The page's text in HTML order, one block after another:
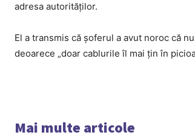
adresa autorităților.
El a transmis că șoferul a avut noroc că
deoarece „doar cablurile îl mai țin în
Mai multe articole